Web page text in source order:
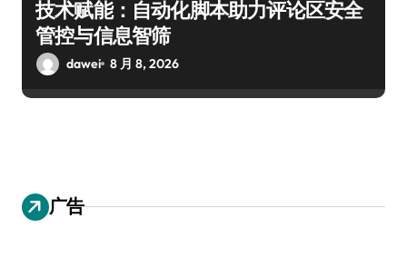
技术赋能：自动化脚本助力评论区安全
管控与信息智筛
dawei 8 月 8, 2026
广告